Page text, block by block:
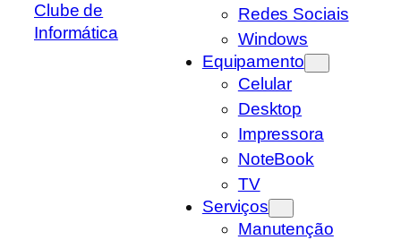
Clube de
Informática
Redes Sociais
Windows
Equipamento
Celular
Desktop
Impressora
NoteBook
TV
Serviços
Manutenção